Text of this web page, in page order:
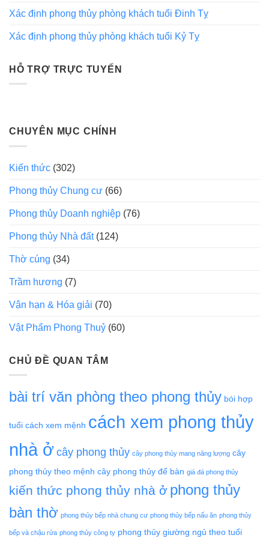
Xác định phong thủy phòng khách tuổi Đinh Tỵ
Xác định phong thủy phòng khách tuổi Kỷ Tỵ
HỖ TRỢ TRỰC TUYẾN
CHUYÊN MỤC CHÍNH
Kiến thức (302)
Phong thủy Chung cư (66)
Phong thủy Doanh nghiệp (76)
Phong thủy Nhà đất(124)
Thờ cúng (34)
Trầm hương (7)
Vận hạn & Hóa giải (70)
Vật Phẩm Phong Thuỷ (60)
CHỦ ĐỀ QUAN TÂM
bài trí văn phòng theo phong thủy bói hợp
tuổi cách xem mệnh cách xem phong thủy
nhà ở cây phong thủy cây phong thủy mang năng lượng cây
phong thủy theo mệnh cây phong thủy để bàn giá đá phong thủy
kiến thức phong thủy nhà ở phong thủy
bàn thờ phong thủy bếp nhà chung cư phong thủy bếp nấu ăn phong thủy
bếp và chậu rửa phong thủy công ty phong thủy giường ngủ theo tuổi